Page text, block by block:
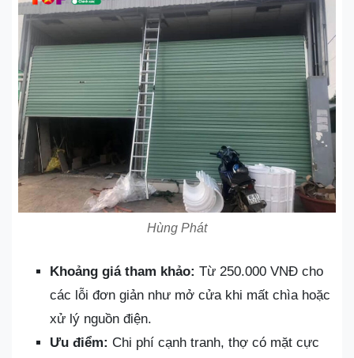
Hùng Phát
Khoảng giá tham khảo: Từ 250.000 VNĐ cho
các lỗi đơn giản như mở cửa khi mất chìa hoặc
xử lý nguồn điện.
Ưu điểm: Chi phí cạnh tranh, thợ có mặt cực